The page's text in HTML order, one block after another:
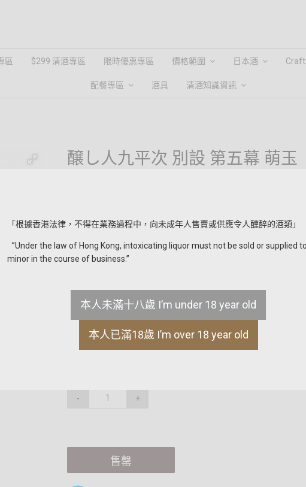
區 $299 清酒專區 限時優惠專區 價格範圍 日本酒
配餐專區 酒具 清酒知識資訊
醸し人九平次 別設 第五幕 萌玉
• 分類：純米大吟醸
帶有類似白桃以及淡淡的柑橘、青蘋果香氣，並伴隨著如白花般
絲滑帶圓潤感，尾韻乾淨俐落。
配食：清淡料理及油脂豐富的菜餚都可以
日式料理：壽司、刺身、鹽烤白身魚
肉類與鍋物：極上燒肉、涮涮鍋。
- +
售罄
「根據香港法律，不得在業務過程中，向未成年人售賣或供應令人醺醉的酒類」
”Under the law of Hong Kong, intoxicating liquor must not be sold or supplied
minor in the course of business.”
本人未滿十八歲 I’m under 18 year old
本人已滿18歲 I’m over 18 year old